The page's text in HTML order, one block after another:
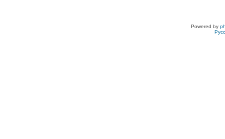
Powered by